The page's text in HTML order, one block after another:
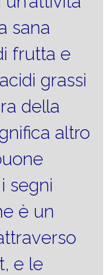
sana
frutta e
grassi
della
altro
segni
è un
e le